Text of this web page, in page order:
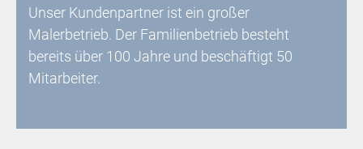
Unser Kundenpartner ist ein großer
Malerbetrieb. Der Familienbetrieb besteht
bereits über 100 Jahre und beschäftigt 50
Mitarbeiter.